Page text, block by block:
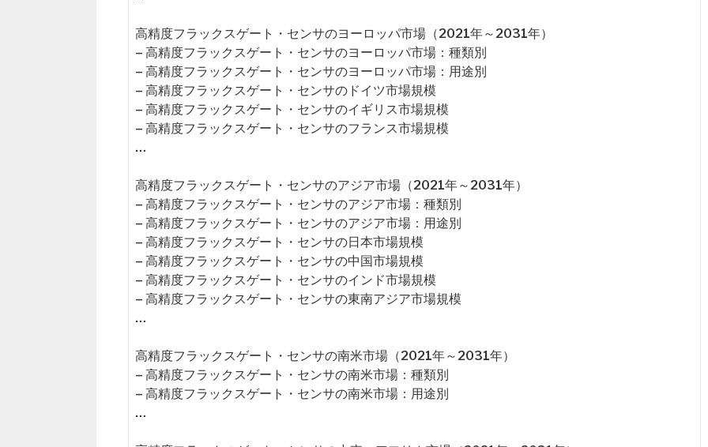
高精度フラックスゲート・センサのヨーロッパ市場（2021年～2031年）
– 高精度フラックスゲート・センサのヨーロッパ市場：種類別
– 高精度フラックスゲート・センサのヨーロッパ市場：用途別
– 高精度フラックスゲート・センサのドイツ市場規模
– 高精度フラックスゲート・センサのイギリス市場規模
– 高精度フラックスゲート・センサのフランス市場規模
…
高精度フラックスゲート・センサのアジア市場（2021年～2031年）
– 高精度フラックスゲート・センサのアジア市場：種類別
– 高精度フラックスゲート・センサのアジア市場：用途別
– 高精度フラックスゲート・センサの日本市場規模
– 高精度フラックスゲート・センサの中国市場規模
– 高精度フラックスゲート・センサのインド市場規模
– 高精度フラックスゲート・センサの東南アジア市場規模
…
高精度フラックスゲート・センサの南米市場（2021年～2031年）
– 高精度フラックスゲート・センサの南米市場：種類別
– 高精度フラックスゲート・センサの南米市場：用途別
…